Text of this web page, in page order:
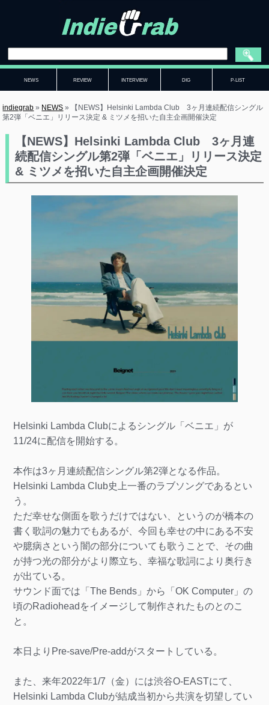
NEWS REVIEW INTERVIEW DIG P-LIST
indiegrab » NEWS »
【NEWS】Helsinki Lambda Club 3ヶ月連続配信シングル
第2弾「ベニエ」リリース決定 & ミツメを招いた自主企画開催決定
【NEWS】Helsinki Lambda Club 3ヶ月連
続配信シングル第2弾「ベニエ」リリース決定
& ミツメを招いた自主企画開催決定
Helsinki Lambda Clubによるシングル「ベニエ」が
11/24に配信を開始する。
本作は3ヶ月連続配信シングル第2弾となる作品。
Helsinki Lambda Club史上一番のラブソングであるとい
う。
ただ幸せな側面を歌うだけではない、というのが橋本の
書く歌詞の魅力でもあるが、今回も幸せの中にある不安
や臆病さという闇の部分についても歌うことで、その曲
が持つ光の部分がより際立ち、幸福な歌詞により奥行き
が出ている。
サウンド面では「The Bends」から「OK Computer」の
頃のRadioheadをイメージして制作されたものとのこ
と。
本日よりPre-save/Pre-addがスタートしている。
また、来年2022年1/7（金）には渋谷O-EASTにて、
Helsinki Lambda Clubが結成当初から共演を切望してい